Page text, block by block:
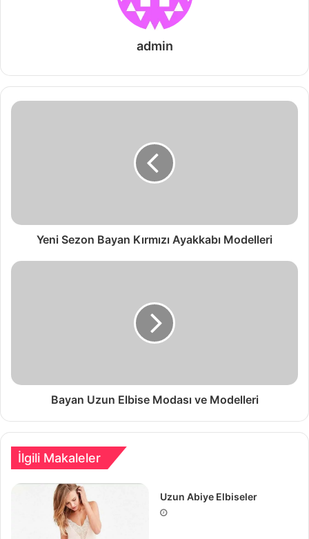
admin
Yeni Sezon Bayan Kırmızı Ayakkabı Modelleri
Bayan Uzun Elbise Modası ve Modelleri
İlgili Makaleler
Uzun Abiye Elbiseler